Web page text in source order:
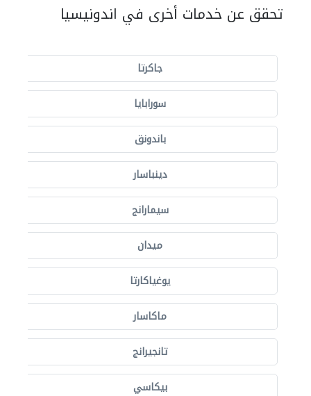
تحقق عن خدمات أخرى في اندونيسيا
جاكرتا
سورابايا
باندونق
دينباسار
سيمارانج
ميدان
يوغياكارتا
ماكاسار
تانجيرانج
بيكاسي